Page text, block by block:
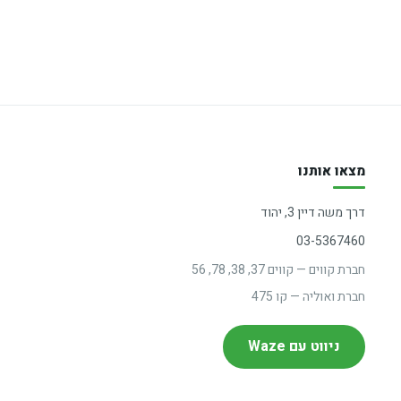
מצאו אותנו
דרך משה דיין 3, יהוד
03-5367460
חברת קווים — קווים 37, 38, 78, 56
חברת ואוליה — קו 475
ניווט עם Waze